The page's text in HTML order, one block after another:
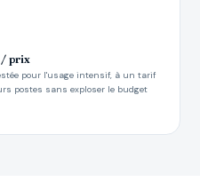
/ prix
pour l'usage intensif, à un tarif
postes sans exploser le budget